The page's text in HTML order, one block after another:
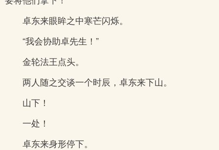
卓东来眼眸之中寒芒闪烁。
“我会协助卓先生！”
金轮法王点头。
两人随之交谈一个时辰，卓东来下山。
山下！
一处！
卓东来身形停下。